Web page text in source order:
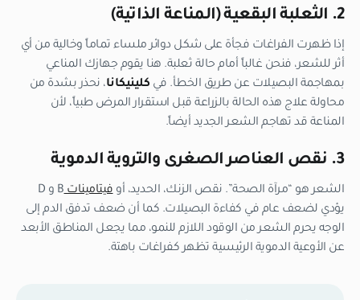
2. الثعلبة البقعية (المناعة الذاتية)
إذا ظهرت الفراغات فجأة على شكل دوائر ملساء تماماً وخالية من أي
أثر للشعر، فنحن غالباً أمام حالة ثعلبة. هنا يقوم جهازك المناعي
بمهاجمة البصيلات عن طريق الخطأ. في كلينيكانا، نحذر بشدة من
محاولة علاج هذه الحالة بالزراعة قبل استقرار المرض طبياً، لأن
المناعة قد تهاجم الشعر الجديد أيضاً.
3. نقص العناصر الصغرى والتروية الدموية
الشعر هو “مرآة الصحة”. نقص الزنك، الحديد، أوفيتامينات
B و D
يؤدي لضعف عام في كفاءة البصيلات. كما أن ضعف تدفق الدم إلى
الوجه يحرم الشعر من الوقود اللازم للنمو، مما يجعل المناطق الأبعد
عن الأوعية الدموية الرئيسية تظهر كفراغات باهتة.